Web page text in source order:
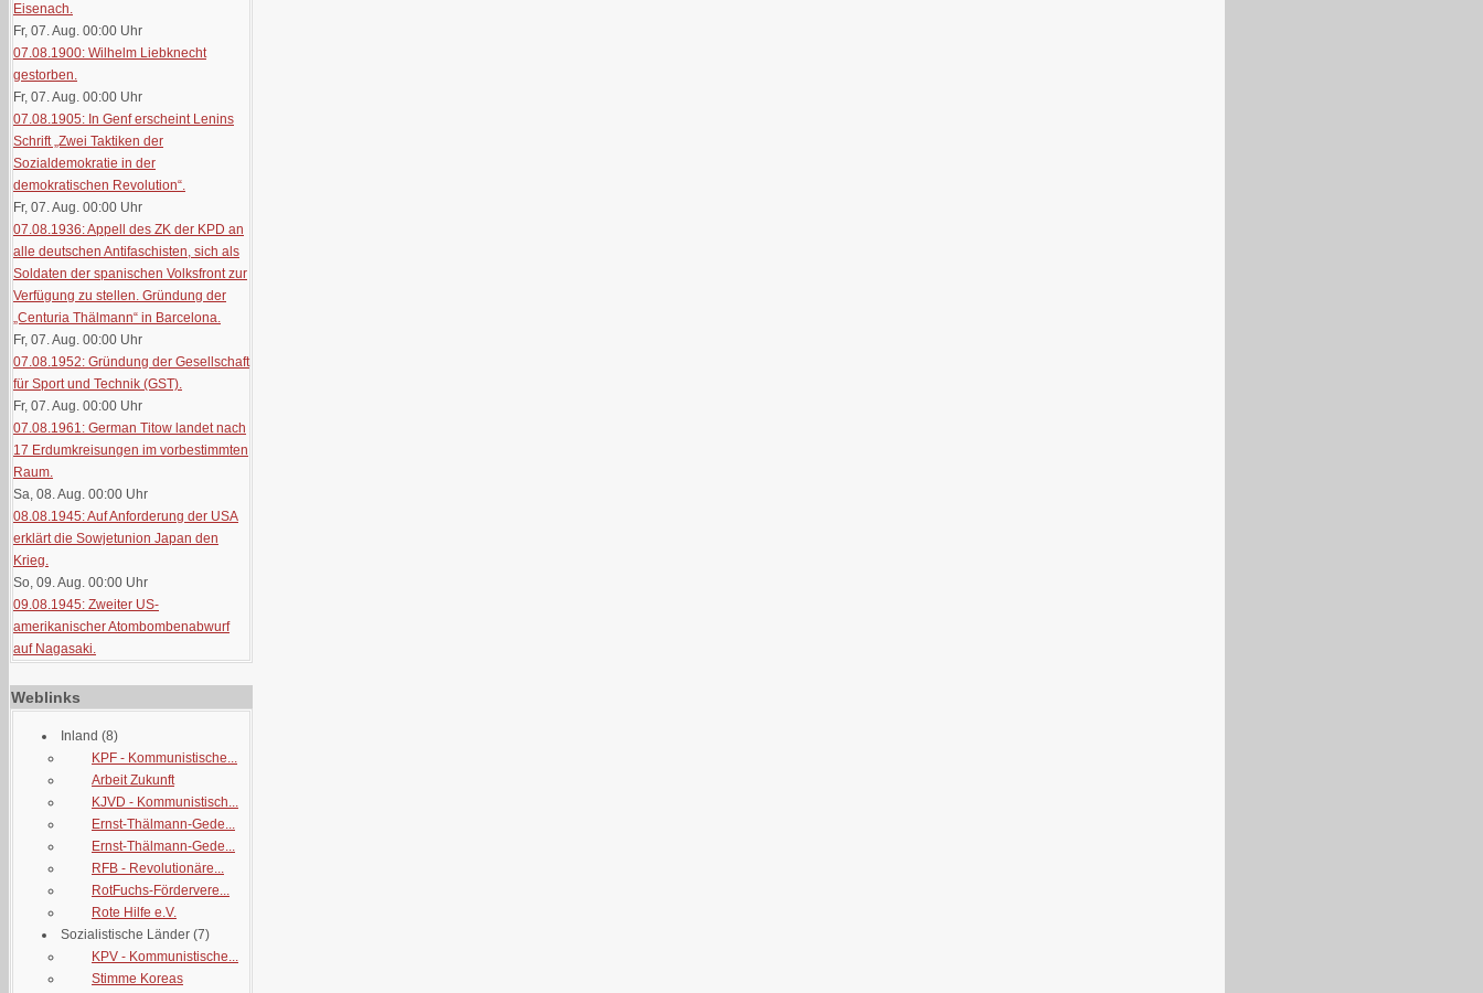
Eisenach.
Fr, 07. Aug. 00:00 Uhr
07.08.1900: Wilhelm Liebknecht
gestorben.
Fr, 07. Aug. 00:00 Uhr
07.08.1905: In Genf erscheint Lenins
Schrift „Zwei Taktiken der
Sozialdemokratie in der
demokratischen Revolution“.
Fr, 07. Aug. 00:00 Uhr
07.08.1936: Appell des ZK der KPD an
alle deutschen Antifaschisten, sich als
Soldaten der spanischen Volksfront zur
Verfügung zu stellen. Gründung der
„Centuria Thälmann“ in Barcelona.
Fr, 07. Aug. 00:00 Uhr
07.08.1952: Gründung der Gesellschaft
für Sport und Technik (GST).
Fr, 07. Aug. 00:00 Uhr
07.08.1961: German Titow landet nach
17 Erdumkreisungen im vorbestimmten
Raum.
Sa, 08. Aug. 00:00 Uhr
08.08.1945: Auf Anforderung der USA
erklärt die Sowjetunion Japan den
Krieg.
So, 09. Aug. 00:00 Uhr
09.08.1945: Zweiter US-
amerikanischer Atombombenabwurf
auf Nagasaki.
Weblinks
Inland (8)
KPF - Kommunistische...
Arbeit Zukunft
KJVD - Kommunistisch...
Ernst-Thälmann-Gede...
Ernst-Thälmann-Gede...
RFB - Revolutionäre...
RotFuchs-Fördervere...
Rote Hilfe e.V.
Sozialistische Länder (7)
KPV - Kommunistische...
Stimme Koreas